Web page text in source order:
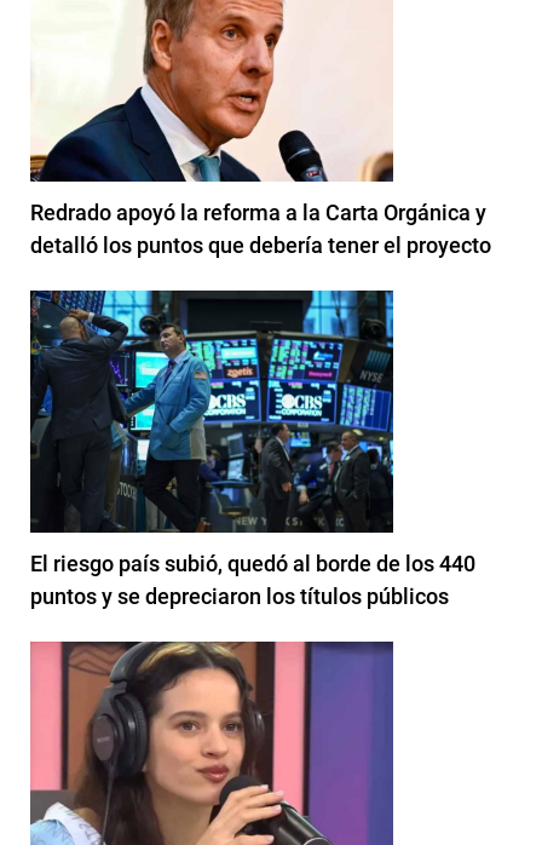
Redrado apoyó la reforma a la Carta Orgánica y
detalló los puntos que debería tener el proyecto
El riesgo país subió, quedó al borde de los 440
puntos y se depreciaron los títulos públicos